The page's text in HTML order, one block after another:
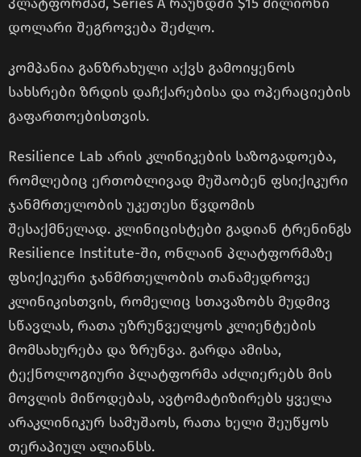
დოლარი შეგროვება შეძლო.
კომპანია განზრახული აქვს გამოიყენოს
სახსრები ზრდის დაჩქარებისა და ოპერაციების
გაფართოებისთვის.
Resilience Lab არის კლინიკების საზოგადოება,
რომლებიც ერთობლივად მუშაობენ ფსიქიკური
ჯანმრთელობის უკეთესი წვდომის
შესაქმნელად. კლინიცისტები გადიან ტრენინგს
Resilience Institute-ში, ონლაინ პლატფორმაზე
ფსიქიკური ჯანმრთელობის თანამედროვე
კლინიკისთვის, რომელიც სთავაზობს მუდმივ
სწავლას, რათა უზრუნველყოს კლიენტების
მომსახურება და ზრუნვა. გარდა ამისა,
ტექნოლოგიური პლატფორმა აძლიერებს მის
მოვლის მიწოდებას, ავტომატიზირებს ყველა
არაკლინიკურ სამუშაოს, რათა ხელი შეუწყოს
თერაპიულ ალიანსს.